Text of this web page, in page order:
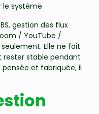
le système
gestion des flux
/ YouTube /
Elle ne fait
rester stable pendant
et fabriquée, il